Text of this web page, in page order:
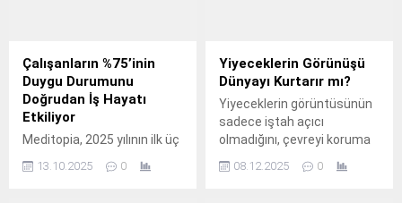
Çalışanların %75’inin
Duygu Durumunu
Doğrudan İş Hayatı
Etkiliyor
Meditopia, 2025 yılının ilk üç
verilerle hazırladığı
13.10.2025 0
Yiyeceklerin Görünüşü
Dünyayı Kurtarır mı?
Yiyeceklerin görüntüsünün
sadece iştah açıcı
olmadığını, çevreyi koruma
oynayabileceğini biliyor
08.12.2025 0